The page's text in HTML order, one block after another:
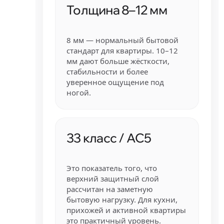
Толщина 8–12 мм
8 мм — нормальный бытовой
стандарт для квартиры. 10–12
мм дают больше жёсткости,
стабильности и более
уверенное ощущение под
ногой.
33 класс / AC5
Это показатель того, что
верхний защитный слой
рассчитан на заметную
бытовую нагрузку. Для кухни,
прихожей и активной квартиры
это практичный уровень.